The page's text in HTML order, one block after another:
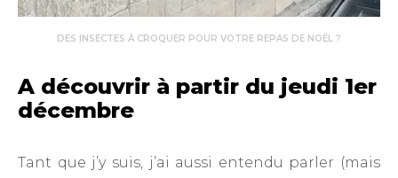
DES INSECTES À CROQUER POUR VOTRE REPAS DE NOËL ?
A découvrir à partir du jeudi 1er
décembre
Tant que j’y suis, j’ai aussi entendu parler (mais